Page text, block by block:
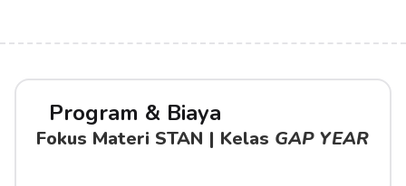
Program & Biaya
Fokus Materi STAN | Kelas GAP YEAR